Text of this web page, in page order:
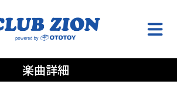
楽曲詳細